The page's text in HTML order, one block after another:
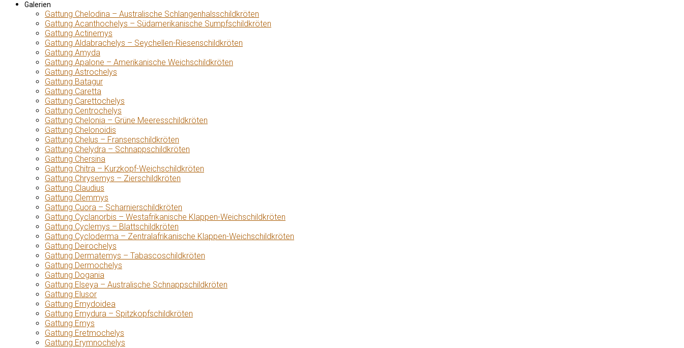
Galerien
Gattung Chelodina – Australische Schlangenhalsschildkröten
Gattung Acanthochelys – Südamerikanische Sumpfschildkröten
Gattung Actinemys
Gattung Aldabrachelys – Seychellen-Riesenschildkröten
Gattung Amyda
Gattung Apalone – Amerikanische Weichschildkröten
Gattung Astrochelys
Gattung Batagur
Gattung Caretta
Gattung Carettochelys
Gattung Centrochelys
Gattung Chelonia – Grüne Meeresschildkröten
Gattung Chelonoidis
Gattung Chelus – Fransenschildkröten
Gattung Chelydra – Schnappschildkröten
Gattung Chersina
Gattung Chitra – Kurzkopf-Weichschildkröten
Gattung Chrysemys – Zierschildkröten
Gattung Claudius
Gattung Clemmys
Gattung Cuora – Scharnierschildkröten
Gattung Cyclanorbis – Westafrikanische Klappen-Weichschildkröten
Gattung Cyclemys – Blattschildkröten
Gattung Cycloderma – Zentralafrikanische Klappen-Weichschildkröten
Gattung Deirochelys
Gattung Dermatemys – Tabascoschildkröten
Gattung Dermochelys
Gattung Dogania
Gattung Elseya – Australische Schnappschildkröten
Gattung Elusor
Gattung Emydoidea
Gattung Emydura – Spitzkopfschildkröten
Gattung Emys
Gattung Eretmochelys
Gattung Erymnochelys